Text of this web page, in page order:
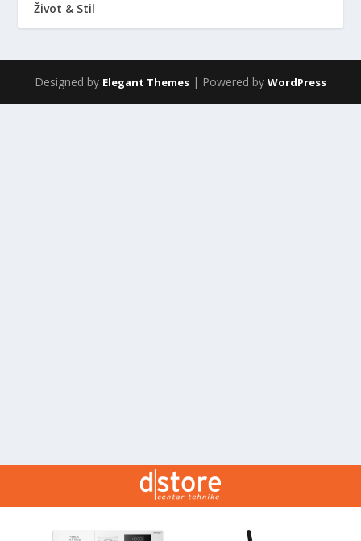
Život & Stil
Designed by Elegant Themes | Powered by WordPress